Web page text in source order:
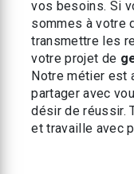
vos besoins. Si
sommes à votre
transmettre les
votre projet de
Notre métier est
partager avec
désir de réussir.
et travaille avec